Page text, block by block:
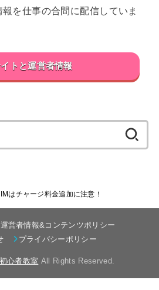
を仕事の合間に配信していま
トと運営者情報
索:
はチャージ料金追加に注意！
運営者情報&コンテンツポリシー
プライバシーポリシー
心者教室 All Rights Reserved.